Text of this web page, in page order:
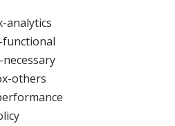
analytics
functional
others